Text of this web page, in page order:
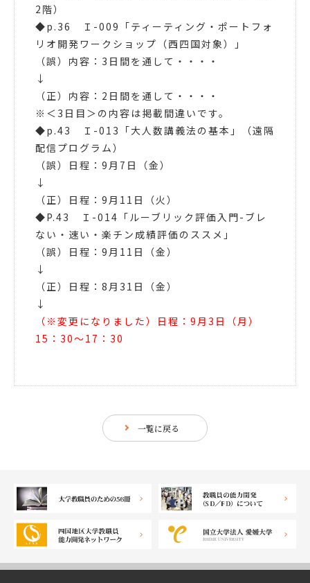
2階）
◆p.36 Ｉ-009「ティーティング・ポートフォ
リオ開発ワークショップ（西四国対象）」
（誤）内容：3日間を通して・・・・
↓
（正）内容：2日間を通して・・・・
※＜3日目＞の内容は掲載間違いです。
◆p.43 Ｉ-013「大人数講義法の基本」（遠隔
配信プログラム）
（誤）日程：9月7日（金）
↓
（正）日程：9月11日（火）
◆P.43 Ｉ-014「ルーブリック評価入門-ブレ
ない・速い・楽チン成績評価のススメ」
（誤）日程：9月11日（金）
↓
（正）日程：8月31日（金）
↓
（※変更になりました）日程： 9月3日（月）
15：30～17：30
一覧に戻る